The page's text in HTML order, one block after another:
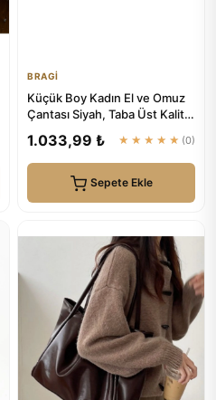
BRAGİ
Küçük Boy Kadın El ve Omuz
Çantası Siyah, Taba Üst Kalite
1.033,99 ₺ ★★★★★ (0)
Sepete Ekle